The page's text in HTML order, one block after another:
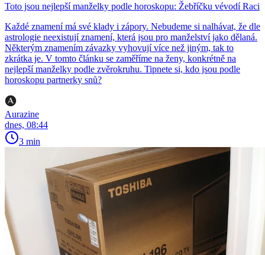
Toto jsou nejlepší manželky podle horoskopu: Žebříčku vévodí Raci
Každé znamení má své klady i zápory. Nebudeme si nalhávat, že dle
astrologie neexistují znamení, která jsou pro manželství jako dělaná.
Některým znamením závazky vyhovují více než jiným, tak to
zkrátka je. V tomto článku se zaměříme na ženy, konkrétně na
nejlepší manželky podle zvěrokruhu. Tipnete si, kdo jsou podle
horoskopu partnerky snů?
Aurazine
dnes, 08:44
3 min